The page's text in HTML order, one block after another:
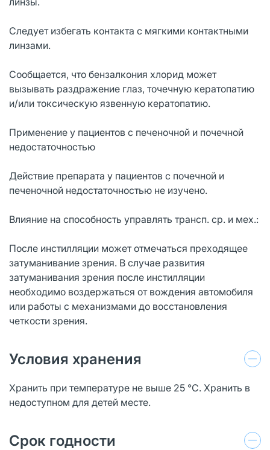
Следует избегать контакта с мягкими контактными
линзами.
Сообщается, что бензалкония хлорид может
вызывать раздражение глаз, точечную кератопатию
и/или токсическую язвенную кератопатию.
Применение у пациентов с печеночной и почечной
недостаточностью
Действие препарата у пациентов с почечной и
печеночной недостаточностью не изучено.
Влияние на способность управлять трансп. ср. и мех.:
После инстилляции может отмечаться преходящее
затуманивание зрения. В случае развития
затуманивания зрения после инстилляции
необходимо воздержаться от вождения автомобиля
или работы с механизмами до восстановления
четкости зрения.
Условия хранения
Хранить при температуре не выше 25 °С. Хранить в
недоступном для детей месте.
Срок годности